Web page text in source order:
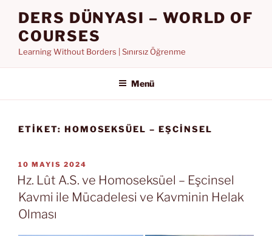
DERS DÜNYASI – WORLD OF
COURSES
Learning Without Borders | Sınırsız Öğrenme
Menü
ETIKET: HOMOSEKSÜEL – EŞCINSEL
YAYIM
TARIHI
10 MAYIS 2024
Hz. Lût A.S. ve Homoseksüel – Eşcinsel
Kavmi ile Mücadelesi ve Kavminin Helak
Olması